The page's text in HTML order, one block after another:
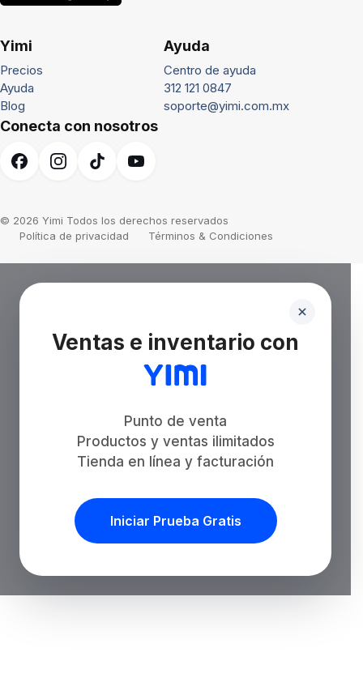
Yimi
Precios
Ayuda
Blog
Ayuda
Centro de ayuda
312 121 0847
soporte@yimi.com.mx
Conecta con nosotros
© 2026 Yimi Todos los derechos reservados
Política de privacidad
Términos & Condiciones
Ventas e inventario con
Punto de venta
Productos y ventas ilimitados
Tienda en línea y facturación
Iniciar Prueba Gratis